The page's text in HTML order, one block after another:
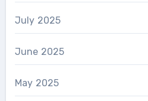
July 2025
June 2025
May 2025